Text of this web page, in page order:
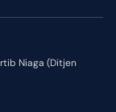
Niaga (Ditjen